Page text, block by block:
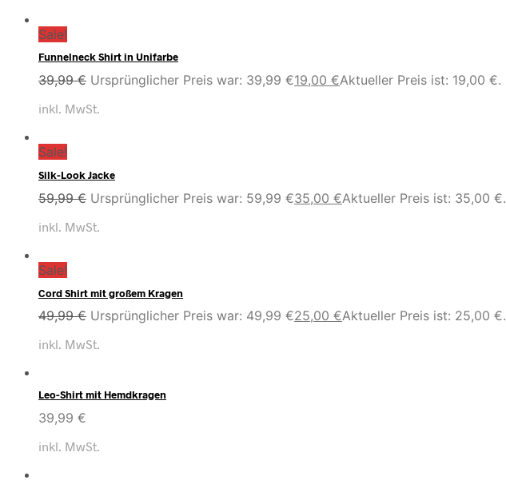
Sale!
Funnelneck Shirt in Unifarbe
39,99€ Ursprünglicher Preis war: 39,99 €19,00 €Aktueller Preis ist: 19,00 €.
inkl. MwSt.
Sale!
Silk-Look Jacke
59,99€ Ursprünglicher Preis war: 59,99 €35,00 €Aktueller Preis ist: 35,00 €.
inkl. MwSt.
Sale!
Cord Shirt mit großem Kragen
49,99€ Ursprünglicher Preis war: 49,99 €25,00 €Aktueller Preis ist: 25,00 €.
inkl. MwSt.
Leo-Shirt mit Hemdkragen
39,99 €
inkl. MwSt.